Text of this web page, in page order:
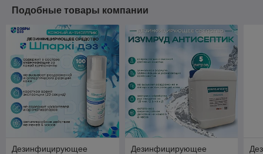
Подобные товары компании
Дезинфицирующее
Дезинфицирующее